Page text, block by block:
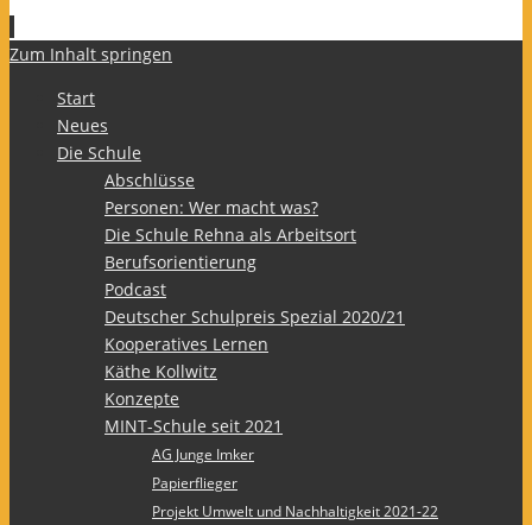
Zum Inhalt springen
Start
Neues
Die Schule
Abschlüsse
Personen: Wer macht was?
Die Schule Rehna als Arbeitsort
Berufsorientierung
Podcast
Deutscher Schulpreis Spezial 2020/21
Kooperatives Lernen
Käthe Kollwitz
Konzepte
MINT-Schule seit 2021
AG Junge Imker
Papierflieger
Projekt Umwelt und Nachhaltigkeit 2021-22